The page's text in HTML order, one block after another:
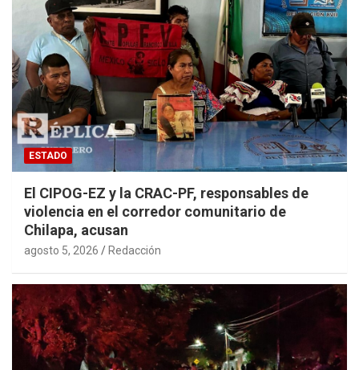
ESTADO
El CIPOG-EZ y la CRAC-PF, responsables de
violencia en el corredor comunitario de
Chilapa, acusan
agosto 5, 2026 Redacción